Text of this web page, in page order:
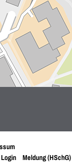
Login Meldung (HSchG)